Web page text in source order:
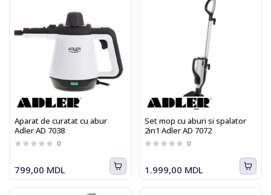
Aparat de curatat cu abur
Adler AD 7038
0
799,00 MDL
Set mop cu aburi si spalator
2in1 Adler AD 7072
0
1.999,00 MDL